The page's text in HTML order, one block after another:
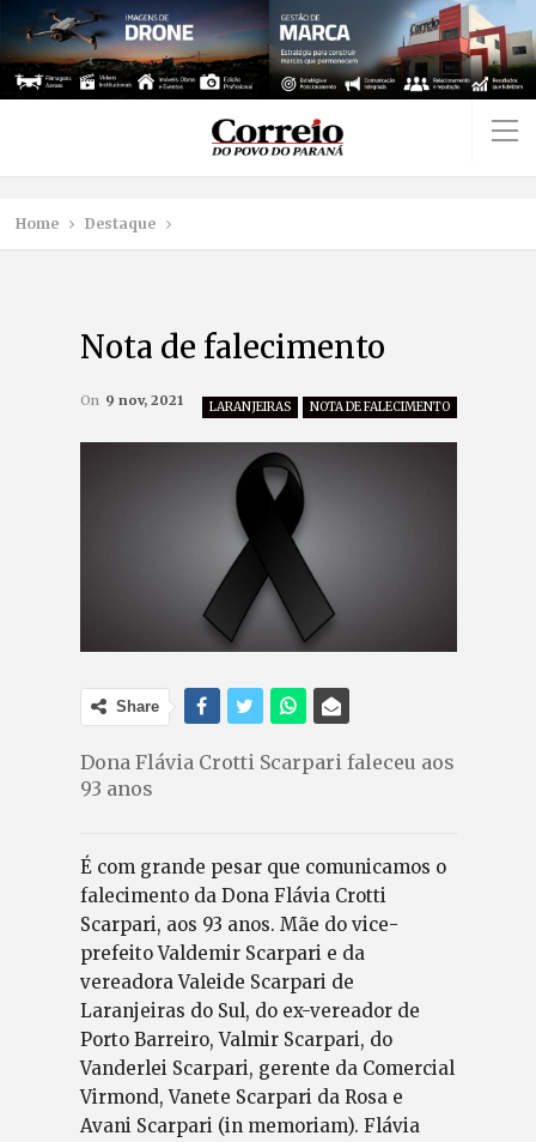
Home Destaque
Nota de falecimento
LARANJEIRAS NOTA DE FALECIMENTO
On 9 nov, 2021
Share
Dona Flávia Crotti Scarpari faleceu aos
93 anos
É com grande pesar que comunicamos o
falecimento da Dona Flávia Crotti
Scarpari, aos 93 anos. Mãe do vice-
prefeito Valdemir Scarpari e da
vereadora Valeide Scarpari de
Laranjeiras do Sul, do ex-vereador de
Porto Barreiro, Valmir Scarpari, do
Vanderlei Scarpari, gerente da Comercial
Virmond, Vanete Scarpari da Rosa e
Avani Scarpari (in memoriam). Flávia